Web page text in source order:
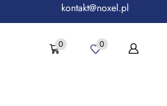
kontakt@noxel.pl
0 0